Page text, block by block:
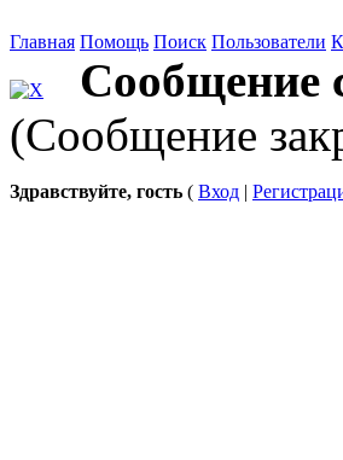
Главная Помощь Поиск Пользователи
Сообщение
(Сообщение
Здравствуйте, гость ( Вход |